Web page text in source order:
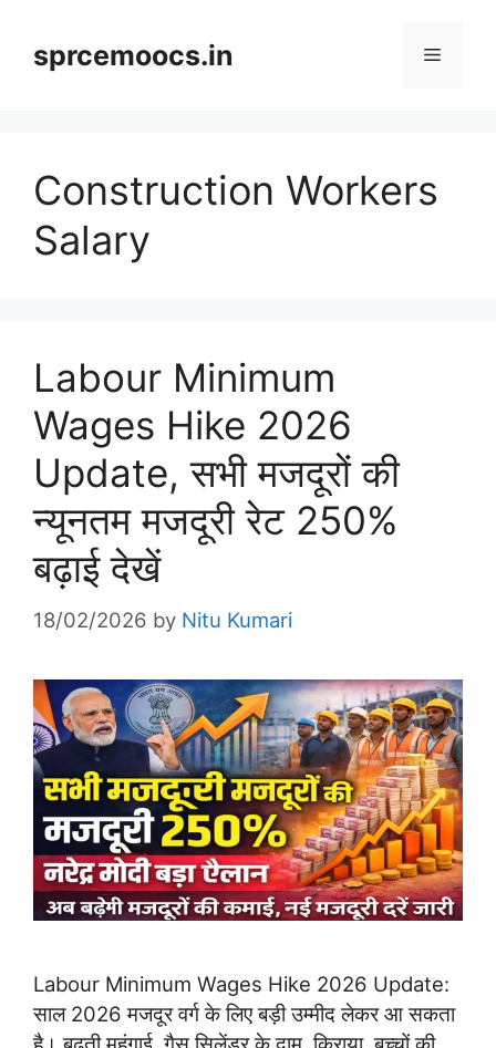
content
sprcemoocs.in Menu
Construction Workers
Salary
Labour Minimum
Wages Hike 2026
Update, सभी मजदूरों की
न्यूनतम मजदूरी रेट 250%
बढ़ाई देखें
18/02/2026 by Nitu Kumari
Labour Minimum Wages Hike 2026 Update:
साल 2026 मजदूर वर्ग के लिए बड़ी उम्मीद लेकर आ सकता